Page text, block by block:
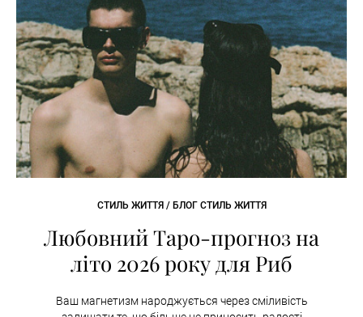
СТИЛЬ ЖИТТЯ / БЛОГ СТИЛЬ ЖИТТЯ
Любовний Таро-прогноз на
літо 2026 року для Риб
Ваш магнетизм народжується через сміливість